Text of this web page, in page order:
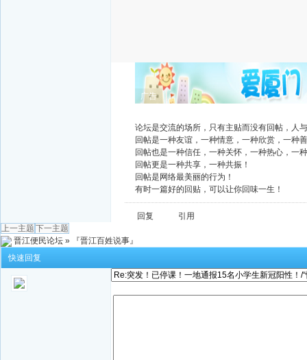
广告
论坛是交流的场所，只有主贴而没有回帖，人
回帖是一种友谊，一种情意，一种欣赏，一种
回帖也是一种信任，一种关怀，一种热心，一
回帖更是一种共享，一种共振！
回帖是网络最美丽的行为！
有时一篇好的回贴，可以让你回味一生！
回复
引用
上一主题 下一主题
晋江便民论坛 »
『晋江百姓说事』
快速回复